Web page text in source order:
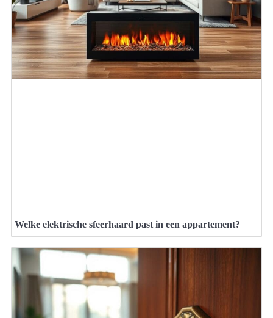
Welke elektrische sfeerhaard past in een appartement?